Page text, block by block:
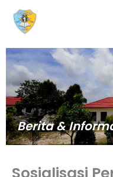
konten
Berita &